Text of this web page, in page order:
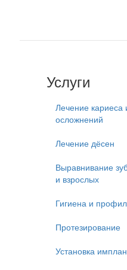
Услуги
Лечение кариеса
осложнений
Лечение дёсен
Выравнивание
и взрослых
Гигиена и
Протезирование
Установка